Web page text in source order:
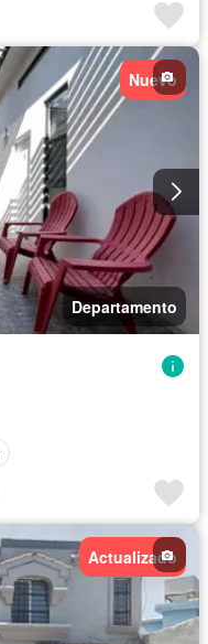
Nuevo
Departamento
Actualizado